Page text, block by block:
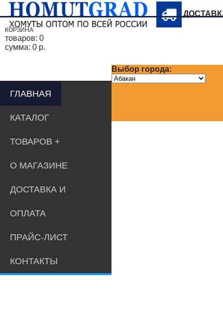
Выбор города:
КОРЗИНА
товаров: 0
сумма: 0 р.
ГЛАВНАЯ
КАТАЛОГ
ТОВАРОВ
О МАГАЗИНЕ
ДОСТАВКА И
ОПЛАТА
ПРАЙС-ЛИСТ
КОНТАКТЫ